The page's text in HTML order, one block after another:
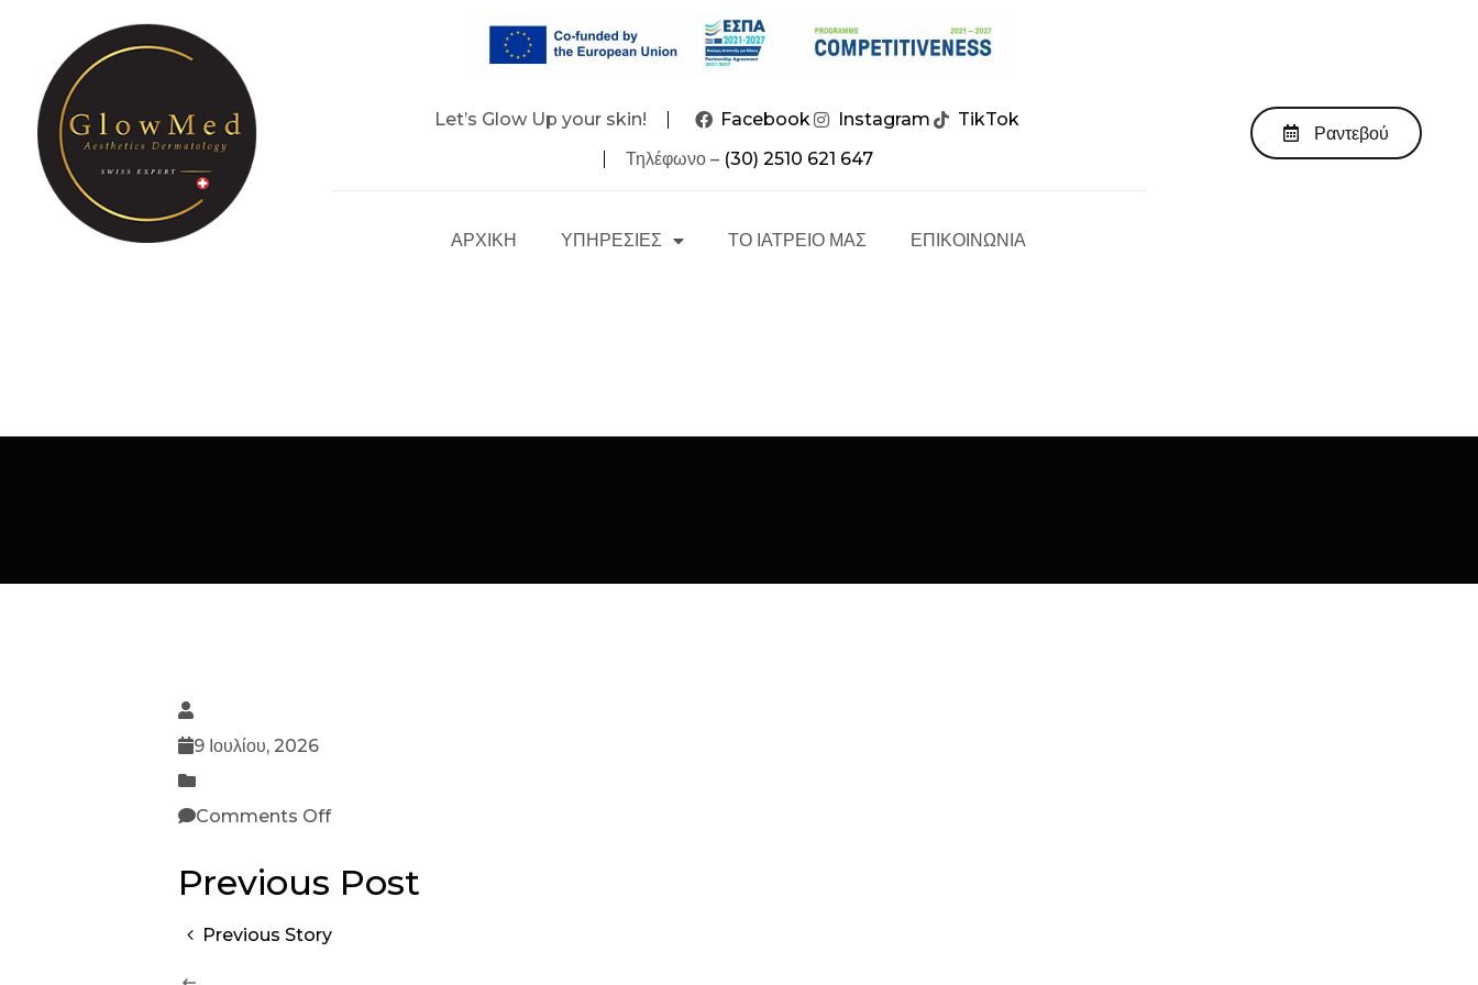
Let’s Glow Up your skin! Facebook Instagram
TikTok
Τηλέφωνο – (30) 2510 621 647
ΑΡΧΙΚΗ ΥΠΗΡΕΣΙΕΣ ΤΟ ΙΑΤΡΕΙΟ ΜΑΣ ΕΠΙΚΟΙΝΩΝΙΑ
Ραντεβού
9 Ιουλίου, 2026
Comments Off
Previous Post
Previous Story